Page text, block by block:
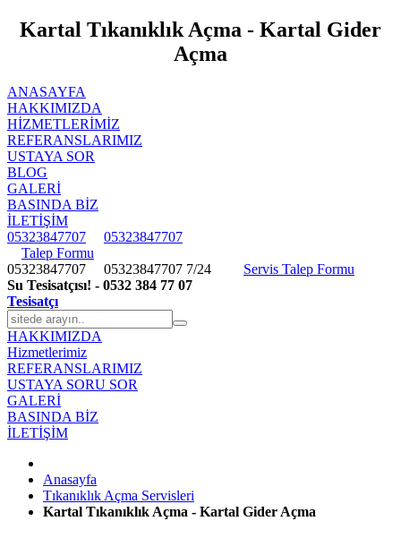
Kartal Tıkanıklık Açma - Kartal Gider
Açma
ANASAYFA
HAKKIMIZDA
HIZMETLERIMIZ
REFERANSLARIMIZ
USTAYA SOR
BLOG
GALERİ
BASINDA BİZ
İLETİŞİM
05323847707
05323847707
Talep Formu
05323847707 05323847707 7/24
Servis Talep Formu
Su Tesisatçısı! - 0532 384 77 07
Tesisatçı
HAKKIMIZDA
Hizmetlerimiz
REFERANSLARIMIZ
USTAYA SORU SOR
GALERİ
BASINDA BİZ
İLETİŞİM
Anasayfa
Tıkanıklık Açma Servisleri
Kartal Tıkanıklık Açma - Kartal Gider Açma